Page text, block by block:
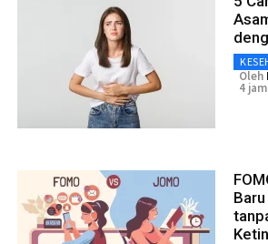
Oleh
4